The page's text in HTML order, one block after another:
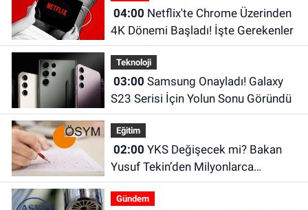
04:00
4K Dönemi Başladı! İşte Gerekenler
Teknoloji
03:00
S23 Serisi İçin Yolun Sonu Göründü
Eğitim
02:00
Yusuf Tekin’den Milyonlarca
Öğrenciyi İlgilendiren Açıklama
Gündem